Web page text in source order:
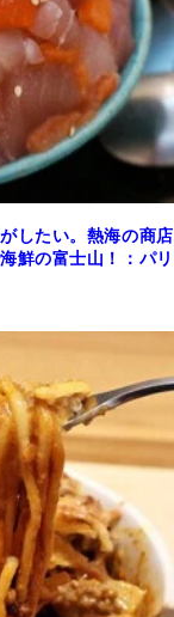
したい。熱海の商店
鮮の富士山！：パリ